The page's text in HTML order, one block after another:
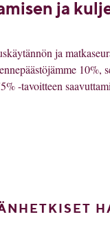
ja
ja
10%,
-tavoitteen